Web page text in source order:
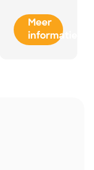
Meer
informatie